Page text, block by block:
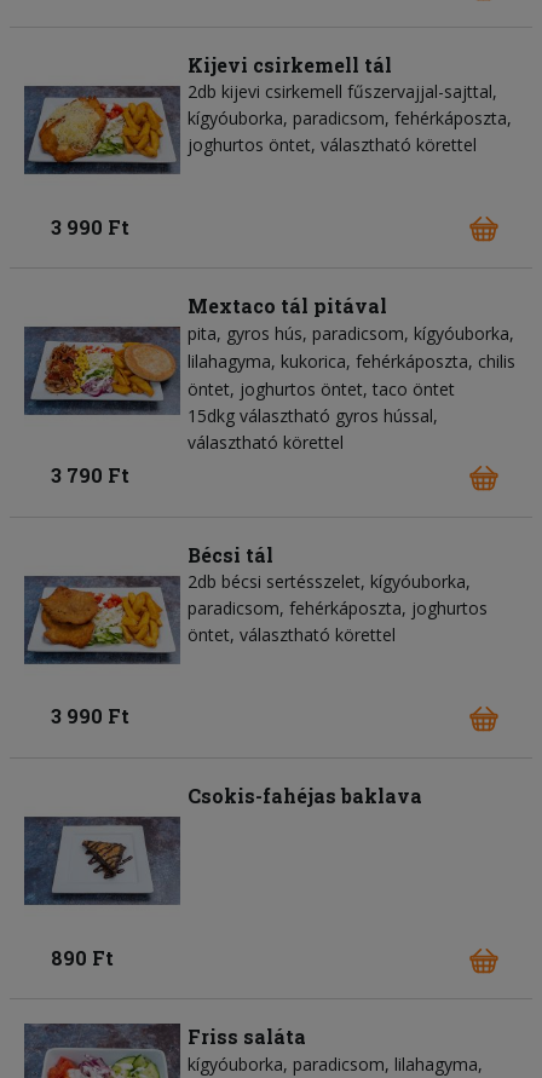
Kijevi csirkemell tál
2db kijevi csirkemell fűszervajjal-sajttal,
kígyóuborka, paradicsom, fehérkáposzta,
joghurtos öntet, választható körettel
3 990 Ft
Mextaco tál pitával
pita gyros hús paradicsom kígyóuborka
lilahagyma kukorica fehérkáposzta chilis
öntet joghurtos öntet taco öntet
15dkg választható gyros hússal,
választható körettel
3 790 Ft
Bécsi tál
2db bécsi sertésszelet, kígyóuborka,
paradicsom, fehérkáposzta, joghurtos
öntet, választható körettel
3 990 Ft
Csokis-fahéjas baklava
890 Ft
Friss saláta
kígyóuborka paradicsom lilahagyma